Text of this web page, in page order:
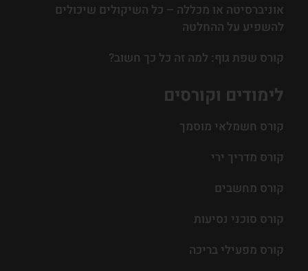
לימודים וקורסים
קורס חשמלאי מוסמך
קורס מדריך ירי
קורס מחשבים
קורס סוכני נסיעות
קורס מפעילי בריכה
אוניברסיטה או מכללה – כל השיקולים שיכולים
להשפיע על ההחלטה
קורס שפת גוף: למה זה כל כך חשוב?